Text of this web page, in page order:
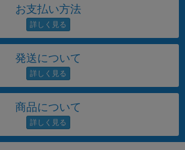
お支払い方法
発送について
商品について